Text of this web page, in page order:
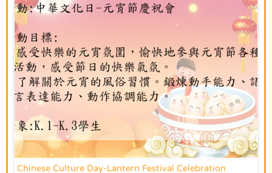
Chinese Culture Day-Lantern Festival Celebration